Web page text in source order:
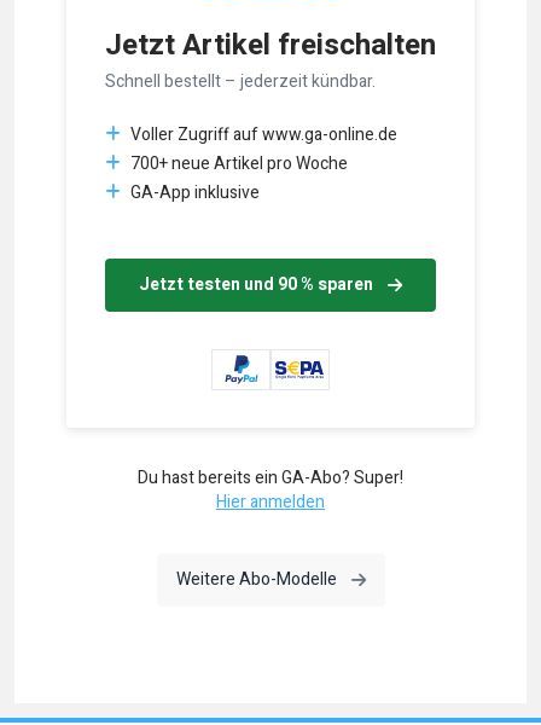
Jetzt Artikel freischalten
Schnell bestellt – jederzeit kündbar.
Voller Zugriff auf www.ga-online.de
700+ neue Artikel pro Woche
GA-App inklusive
Jetzt testen und 90 % sparen
Du hast bereits ein GA-Abo? Super!
Hier anmelden
Weitere Abo-Modelle